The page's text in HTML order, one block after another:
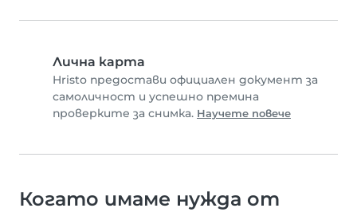
Лична карта
Hristo предостави официален документ за
самоличност и успешно премина
проверките за снимка. Научете повече
Когато имаме нужда от